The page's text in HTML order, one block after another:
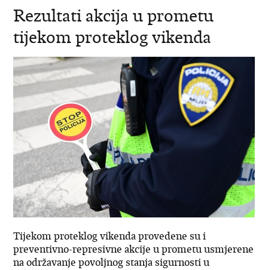
Rezultati akcija u prometu
tijekom proteklog vikenda
Tijekom proteklog vikenda provedene su i
preventivno-represivne akcije u prometu usmjerene
na održavanje povoljnog stanja sigurnosti u